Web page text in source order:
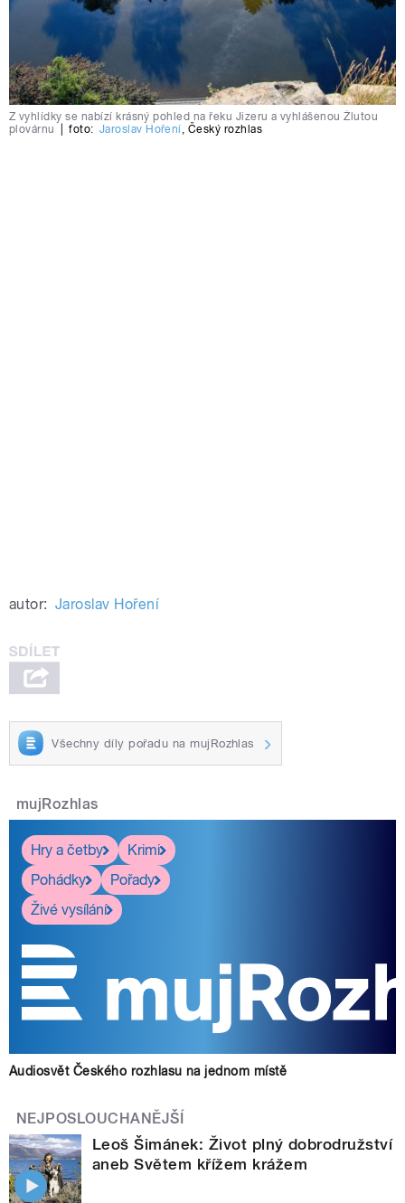
Z vyhlídky se nabízí krásný pohled na řeku Jizeru a vyhlášenou Žlutou
plovárnu
foto: Jaroslav Hoření Český rozhlas
autor: Jaroslav Hoření
Všechny díly pořadu na mujRozhlas
mujRozhlas
Hry a četby
Krimi
Pohádky
Pořady
Živé vysílání
Audiosvět Českého rozhlasu na jednom místě
NEJPOSLOUCHANĚJŠÍ
Leoš Šimánek: Život plný dobrodružství
aneb Světem křížem krážem